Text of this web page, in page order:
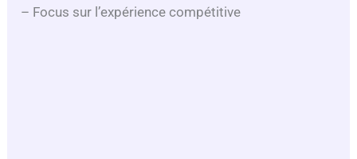
– Focus sur l’expérience compétitive